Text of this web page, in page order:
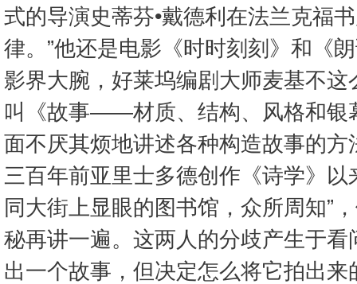
式的导演史蒂芬•戴德利在法兰克福
律。”他还是电影《时时刻刻》和《
影界大腕，好莱坞编剧大师麦基不
叫《故事——材质、结构、风格和银
面不厌其烦地讲述各种构造故事的方
三百年前亚里士多德创作《诗学》
同大街上显眼的图书馆，众所周知”
秘再讲一遍。这两人的分歧产生于
出一个故事，但决定怎么将它拍出